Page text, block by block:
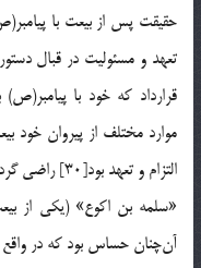
حقیقت پس از بیعت با
تعهد و مسئولیت در قبال
قرارداد که خود با
موارد مختلف از پیروان خود
التزام و تعهد بود[30] راضی گردید.
«سلمه بن اکوع» (یکی از
آن‌چنان حساس بود که در